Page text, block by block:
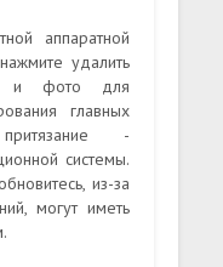
аппаратной
удалить
и фото для
главных
-
системы.
из-за
могут иметь